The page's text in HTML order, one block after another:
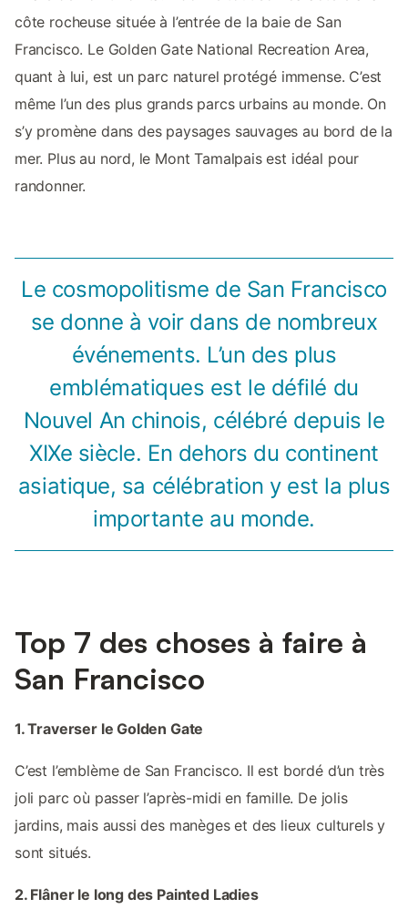
côte rocheuse située à l’entrée de la baie de San
Francisco. Le Golden Gate National Recreation Area,
quant à lui, est un parc naturel protégé immense. C’est
même l’un des plus grands parcs urbains au monde. On
s’y promène dans des paysages sauvages au bord de la
mer. Plus au nord, le Mont Tamalpais est idéal pour
randonner.
Le cosmopolitisme de San Francisco
se donne à voir dans de nombreux
événements. L’un des plus
emblématiques est le défilé du
Nouvel An chinois, célébré depuis le
XIXe siècle. En dehors du continent
asiatique, sa célébration y est la plus
importante au monde.
Top 7 des choses à faire à
San Francisco
1. Traverser le Golden Gate
C’est l’emblème de San Francisco. Il est bordé d’un très
joli parc où passer l’après-midi en famille. De jolis
jardins, mais aussi des manèges et des lieux culturels y
sont situés.
2. Flâner le long des Painted Ladies